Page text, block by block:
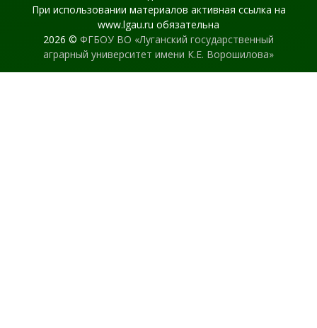
При использовании материалов активная ссылка на
www.lgau.ru обязательна
2026 © ФГБОУ ВО «Луганский государственный
аграрный университет имени К.Е. Ворошилова»